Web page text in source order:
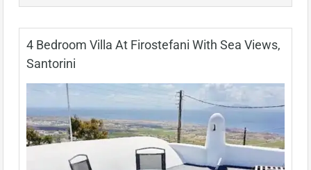
4 Bedroom Villa At Firostefani With Sea Views,
Santorini